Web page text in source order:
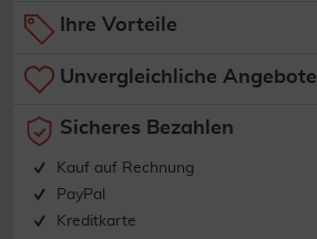
Ihre Vorteile
Unvergleichliche Angebote
Sicheres Bezahlen
Kauf auf Rechnung
PayPal
Kreditkarte